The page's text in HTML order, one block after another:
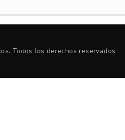
Todos los derechos reservados.